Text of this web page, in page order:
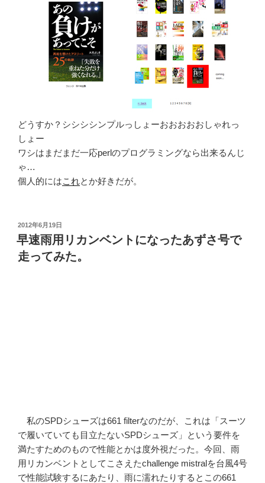
どうすか？シシシシンプルっしょーおおおおおしゃれっ
しょー
ワシはまだまだ一応perlのプログラミングなら出来るんじ
ゃ…
個人的にはこれとか好きだが。
投
稿
日:
2012年6月19日
早速雨用リカンベントになったあずさ号で
走ってみた。
私のSPDシューズは661 filterなのだが、これは「スーツ
で履いていても目立たないSPDシューズ」という要件を
満たすためのもので性能とかは度外視だった。今回、雨
用リカンベントとしてこさえたchallenge mistralを台風4号
で性能試験するにあたり、雨に濡れたりするとこの661